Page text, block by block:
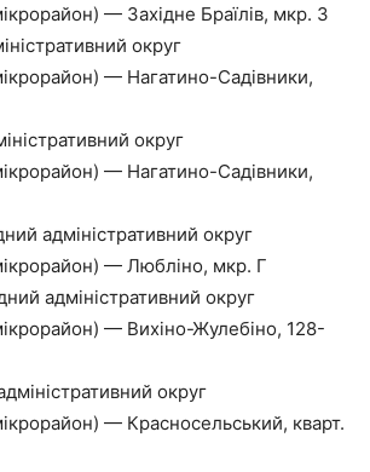
— Західне Браїлів, мкр. 3
округ
— Нагатино-Садівники,
округ
— Нагатино-Садівники,
адміністративний округ
— Любліно, мкр. Г
адміністративний округ
— Вихіно-Жулебіно, 128-
округ
— Красносельський, кварт.